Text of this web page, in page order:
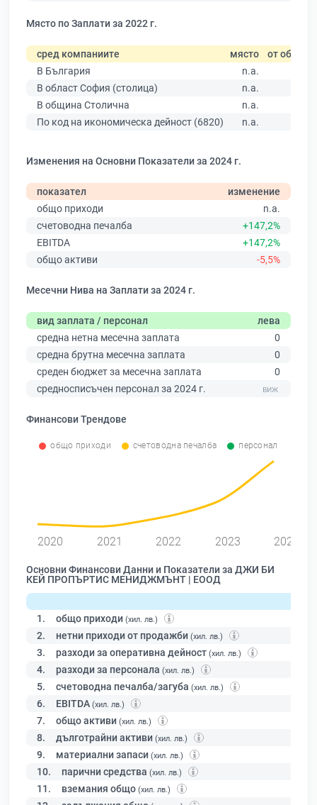
Място по Заплати за 2022 г.
сред компаниите място от общо
В България
n.a.
В област София (столица)
n.a.
В община Столична
n.a.
По код на икономическа дейност (6820)
n.a.
Изменения на Основни Показатели за 2024 г.
показател
изменение
общо приходи
n.a.
счетоводна печалба
+147,2%
EBITDA
+147,2%
общо активи
-5,5%
Месечни Нива на Заплати за 2024 г.
вид заплата / персонал
лева
средна нетна месечна заплата
0
средна брутна месечна заплата
0
среден бюджет за месечна заплата
0
средносписъчен персонал за 2024 г.
Финансови Трендове
общо приходи счетоводна печалба персонал
2020 2021 2022 2023 2024
Основни Финансови Данни и Показатели за ДЖИ БИ
КЕЙ ПРОПЪРТИС МЕНИДЖМЪНТ | ЕООД
1. общо приходи (хил. лв.)
2. нетни приходи от продажби (хил. лв.)
3. разходи за оперативна дейност (хил. лв.)
4. разходи за персонала (хил. лв.)
5. счетоводна печалба/загуба (хил. лв.)
6. EBITDA (хил. лв.)
7. общо активи (хил. лв.)
8. дълготрайни активи (хил. лв.)
9. материални запаси (хил. лв.)
10. парични средства (хил. лв.)
11. вземания общо (хил. лв.)